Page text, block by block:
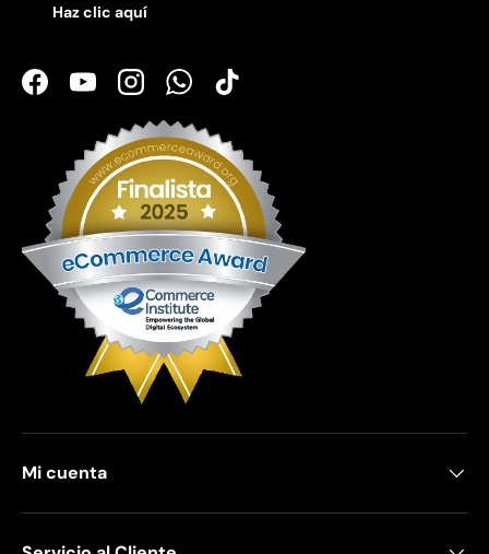
Haz clic aquí
FacebookYouTubeInstagramWhatsApp
TikTok
Mi cuenta